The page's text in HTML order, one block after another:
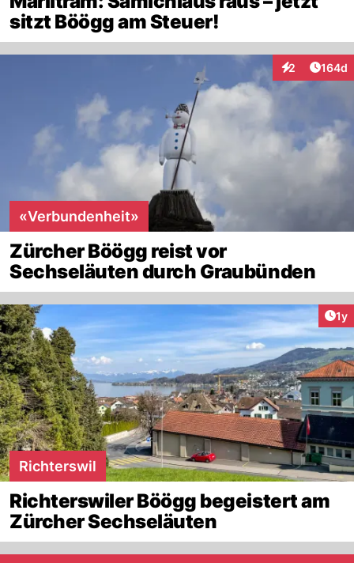
sitzt Böögg am Steuer!
2
Interaktionen
164d
«Verbundenheit»
Zürcher Böögg reist vor
Sechseläuten durch Graubünden
1y
Richterswil
Richterswiler Böögg begeistert am
Zürcher Sechseläuten